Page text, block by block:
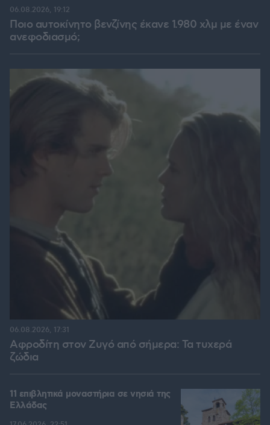
Ποιο αυτοκίνητο βενζίνης έκανε 1.980 χλμ με έναν
ανεφοδιασμό;
06.08.2026, 19:12
Αφροδίτη στον Ζυγό από σήμερα: Τα τυχερά
ζώδια
06.08.2026, 17:31
11 επιβλητικά μοναστήρια σε νησιά της
Ελλάδας